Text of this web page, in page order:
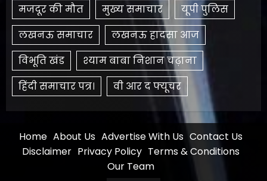
मजदूर की मौत
मुख्य समाचार
यूपी पुलिस
लखनऊ समाचार
लखनऊ हादसा आज
विभूति खंड
श्याम बाबा निशान चढ़ाना
हिंदी समाचार पत्र।
​वी आर द फ्यूचर
Home About Us Advertise With Us Contact Us
Disclaimer Privacy Policy Terms & Conditions
Our Team